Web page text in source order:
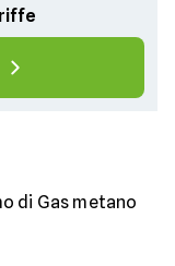
di Gas metano